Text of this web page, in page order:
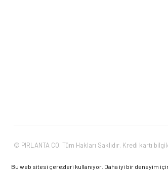
Bu web sitesi çerezleri kullanıyor. Daha iyi bir deneyim
© PIRLANTA CO. Tüm Hakları Saklıdır. Kredi kartı